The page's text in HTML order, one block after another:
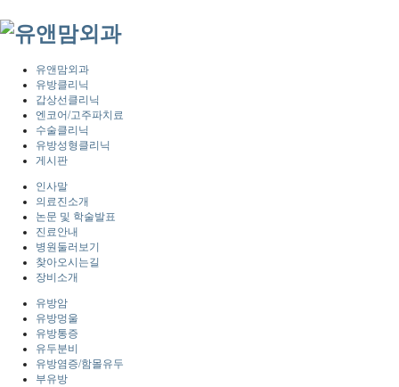
유앤맘외과
유방클리닉
갑상선클리닉
엔코어/고주파치료
수술클리닉
유방성형클리닉
게시판
인사말
의료진소개
논문 및 학술발표
진료안내
병원둘러보기
찾아오시는길
장비소개
유방암
유방멍울
유방통증
유두분비
유방염증/함몰유두
부유방